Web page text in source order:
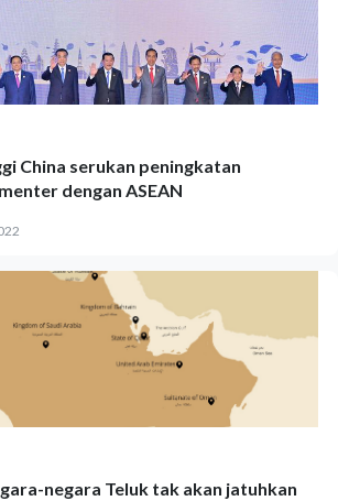
China serukan peningkatan
dengan ASEAN
negara Teluk tak akan jatuhkan